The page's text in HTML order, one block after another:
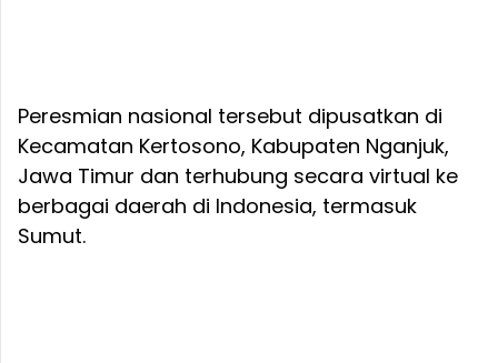
Peresmian nasional tersebut dipusatkan di
Kecamatan Kertosono, Kabupaten Nganjuk,
Jawa Timur dan terhubung secara virtual ke
berbagai daerah di Indonesia, termasuk
Sumut.